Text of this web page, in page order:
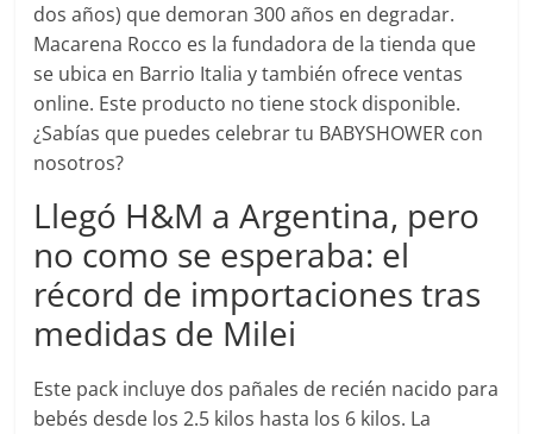
dos años) que demoran 300 años en degradar.
Macarena Rocco es la fundadora de la tienda que
se ubica en Barrio Italia y también ofrece ventas
online. Este producto no tiene stock disponible.
¿Sabías que puedes celebrar tu BABYSHOWER con
nosotros?
Llegó H&M a Argentina, pero
no como se esperaba: el
récord de importaciones tras
medidas de Milei
Este pack incluye dos pañales de recién nacido para
bebés desde los 2.5 kilos hasta los 6 kilos. La